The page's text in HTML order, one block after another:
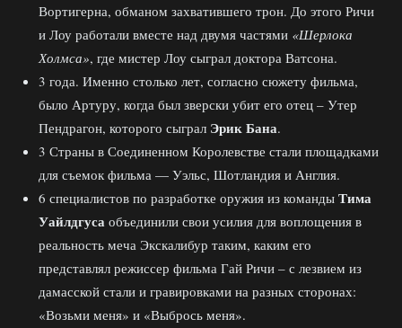
Вортигерна, обманом захватившего трон. До этого Ричи
и Лоу работали вместе над двумя частями «Шерлока
Холмса», где мистер Лоу сыграл доктора Ватсона.
3 года. Именно столько лет, согласно сюжету фильма,
было Артуру, когда был зверски убит его отец – Утер
Пендрагон, которого сыграл Эрик Бана.
3 Страны в Соединенном Королевстве стали площадками
для съемок фильма — Уэльс, Шотландия и Англия.
6 специалистов по разработке оружия из команды Тима
Уайлдгуса объединили свои усилия для воплощения в
реальность меча Экскалибур таким, каким его
представлял режиссер фильма Гай Ричи – с лезвием из
дамасской стали и гравировками на разных сторонах:
«Возьми меня» и «Выбрось меня».